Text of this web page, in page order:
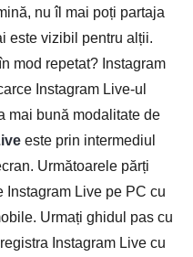
nu îl mai poți partaja
este vizibil pentru alții.
mod repetat? Instagram
Instagram Live-ul
mai bună modalitate de
este prin intermediul
Următoarele părți
Instagram Live pe PC cu
Urmați ghidul pas cu
Instagram Live cu